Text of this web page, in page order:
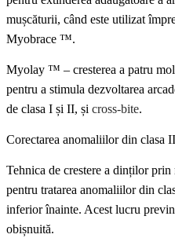
mușcăturii, când este utilizat
Myobrace ™.
Myolay ™ – cresterea a patru
pentru a stimula dezvoltarea
de clasa I și II, și cross-bite.
Corectarea anomaliilor din clasa II
Tehnica de crestere a dinților prin
pentru tratarea anomaliilor din
inferior înainte. Acest lucru
obișnuită.